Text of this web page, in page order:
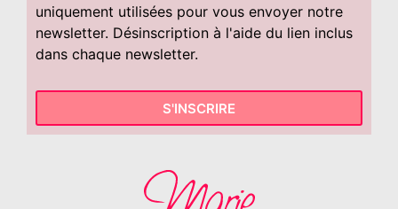
uniquement utilisées pour vous envoyer notre
newsletter. Désinscription à l'aide du lien inclus
dans chaque newsletter.
S'INSCRIRE